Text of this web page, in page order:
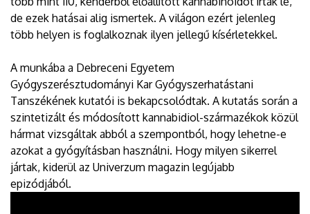
de ezek hatásai alig ismertek. A világon ezért jelenleg
több helyen is foglalkoznak ilyen jellegű kísérletekkel.
A munkába a Debreceni Egyetem
Gyógyszerésztudományi Kar Gyógyszerhatástani
Tanszékének kutatói is bekapcsolódtak. A kutatás során a
szintetizált és módosított kannabidiol-származékok közül
hármat vizsgáltak abból a szempontból, hogy lehetne-e
azokat a gyógyításban használni. Hogy milyen sikerrel
jártak, kiderül az Univerzum magazin legújabb
epizódjából.